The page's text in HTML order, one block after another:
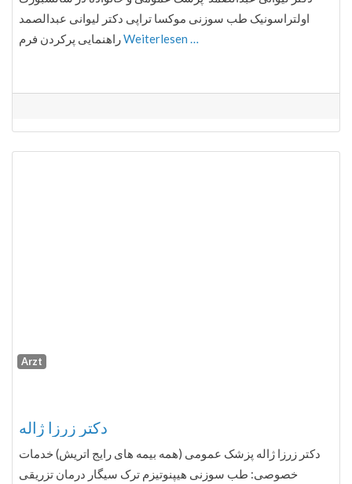
اولتراسونیک طب سوزنی موکسا تراپی دکتر لیوانی عبدالصمد
Weiterlesen …
Arzt
دكتر زرزا ژاله
دكتر زرزا ژاله پزشک عمومی (همه بیمه های رایج اتریش) خدمات
خصوصی: طب سوزنی هیپنوتیزم ترک سیگار درمان تزریقی